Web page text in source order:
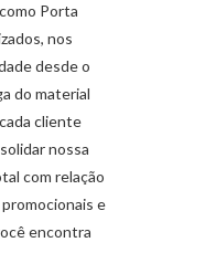
Porta
, nos
desde o
do material
cliente
nossa
com relação
promocionais e
encontra